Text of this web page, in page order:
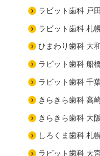
ラビット歯科 戸
ラビット歯科 札
ひまわり歯科 大
ラビット歯科 船
ラビット歯科 千
きらきら歯科 高
きらきら歯科 大
しろくま歯科 札
ラビット歯科 大